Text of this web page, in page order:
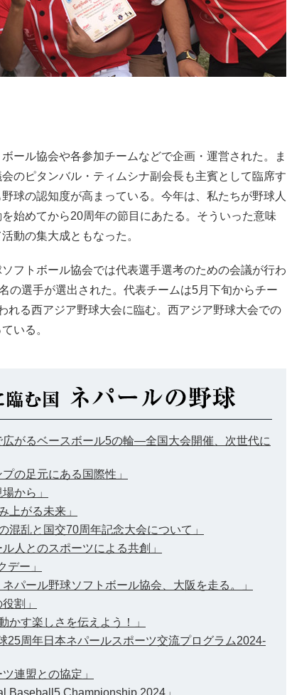
ール協会や各参加チームなどで企画・運営された。ま
のピタンバル・ティムシナ副会長も主賓として臨席す
球の認知度が高まっている。今年は、私たちが野球人
始めてから20周年の節目にあたる。そういった意味
動の集大成ともなった。
フトボール協会では代表選手選考のための会議が行わ
の選手が選出された。代表チームは5月下旬からチー
れる西アジア野球大会に臨む。西アジア野球大会での
いる。
がるベースボール5の輪―全国大会開催、次世代に
の足元にある国際性」
から」
上がる未来」
混乱と国交70周年記念大会について」
人とのスポーツによる共創」
デー」
パール野球ソフトボール協会、大阪を走る。」
割」
かす楽しさを伝えよう！」
25周年日本ネパールスポーツ交流プログラム2024-
連盟との協定」
Baseball5 Championship 2024」